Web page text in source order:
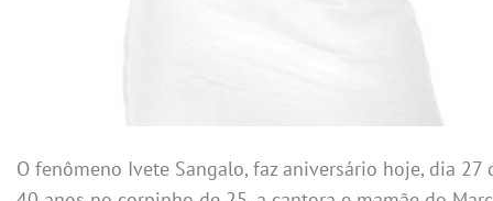
O fenômeno Ivete Sangalo, faz aniversário hoje, dia 27